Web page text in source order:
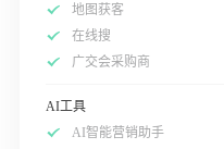
地图获客
在线搜
广交会采购商
AI工具
AI智能营销助手